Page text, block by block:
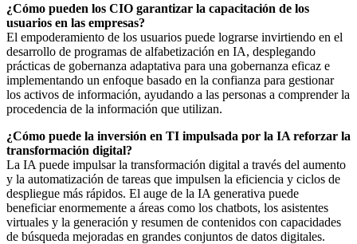
¿Cómo pueden los CIO garantizar la capacitación de los
usuarios en las empresas?
El empoderamiento de los usuarios puede lograrse invirtiendo en el
desarrollo de programas de alfabetización en IA, desplegando
prácticas de gobernanza adaptativa para una gobernanza eficaz e
implementando un enfoque basado en la confianza para gestionar
los activos de información, ayudando a las personas a comprender la
procedencia de la información que utilizan.
¿Cómo puede la inversión en TI impulsada por la IA reforzar la
transformación digital?
La IA puede impulsar la transformación digital a través del aumento
y la automatización de tareas que impulsen la eficiencia y ciclos de
despliegue más rápidos. El auge de la IA generativa puede
beneficiar enormemente a áreas como los chatbots, los asistentes
virtuales y la generación y resumen de contenidos con capacidades
de búsqueda mejoradas en grandes conjuntos de datos digitales.